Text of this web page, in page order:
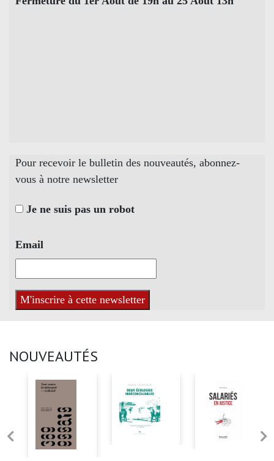
Pour recevoir le bulletin des nouveautés, abonnez-
vous à notre newsletter
Je ne suis pas un robot
Email
NOUVEAUTÉS